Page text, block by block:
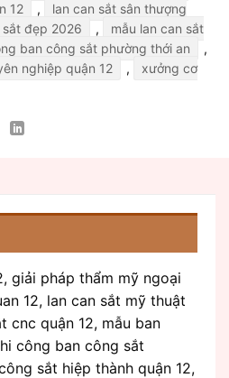
12
,
lan can sắt sân thượng
đẹp 2026 ,
mẫu lan can sắt
ban công sắt phường thới an
,
nghiệp quận 12
,
xưởng cơ
giải pháp thẩm mỹ ngoại
12, lan can sắt mỹ thuật
cnc quận 12, mẫu ban
công ban công sắt
sắt hiệp thành quận 12,